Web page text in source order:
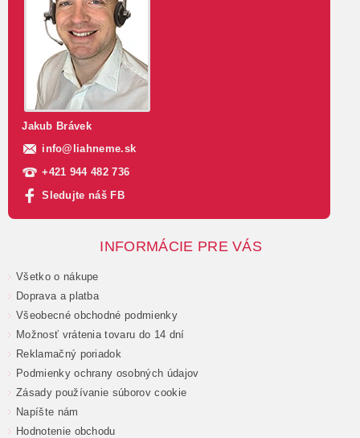
Jakub Brávek
info@ liahneme.sk
+421 944 482 736
Sledujte náš FB
INFORMÁCIE PRE VÁS
Všetko o nákupe
Doprava a platba
Všeobecné obchodné podmienky
Možnosť vrátenia tovaru do 14 dní
Reklamačný poriadok
Podmienky ochrany osobných údajov
Zásady používanie súborov cookie
Napíšte nám
Hodnotenie obchodu